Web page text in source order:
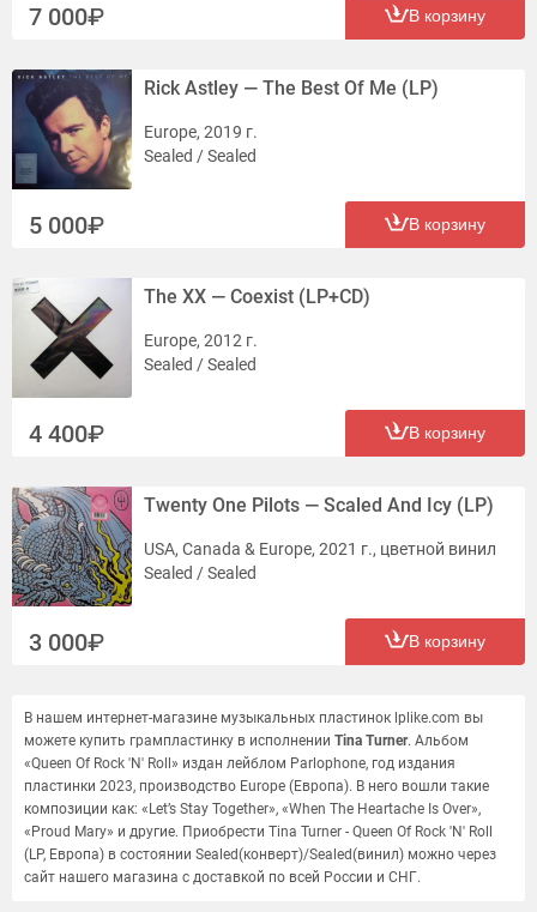
7 000 В корзину
Rick Astley — The Best Of Me (LP)
Europe, 2019 г.
Sealed / Sealed
5 000 В корзину
The XX — Coexist (LP+CD)
Europe, 2012 г.
Sealed / Sealed
4 400 В корзину
Twenty One Pilots — Scaled And Icy (LP)
USA, Canada & Europe, 2021 г., цветной винил
Sealed / Sealed
3 000 В корзину
В нашем интернет-магазине музыкальных пластинок lplike.com вы
можете купить грампластинку в исполнении Tina Turner. Альбом
«Queen Of Rock 'N' Roll» издан лейблом Parlophone, год издания
пластинки 2023, производство Europe (Европа). В него вошли такие
композиции как: «Let’s Stay Together», «When The Heartache Is Over»,
«Proud Mary» и другие. Приобрести Tina Turner - Queen Of Rock 'N' Roll
(LP, Европа) в состоянии Sealed(конверт)/Sealed(винил) можно через
сайт нашего магазина с доставкой по всей России и СНГ.